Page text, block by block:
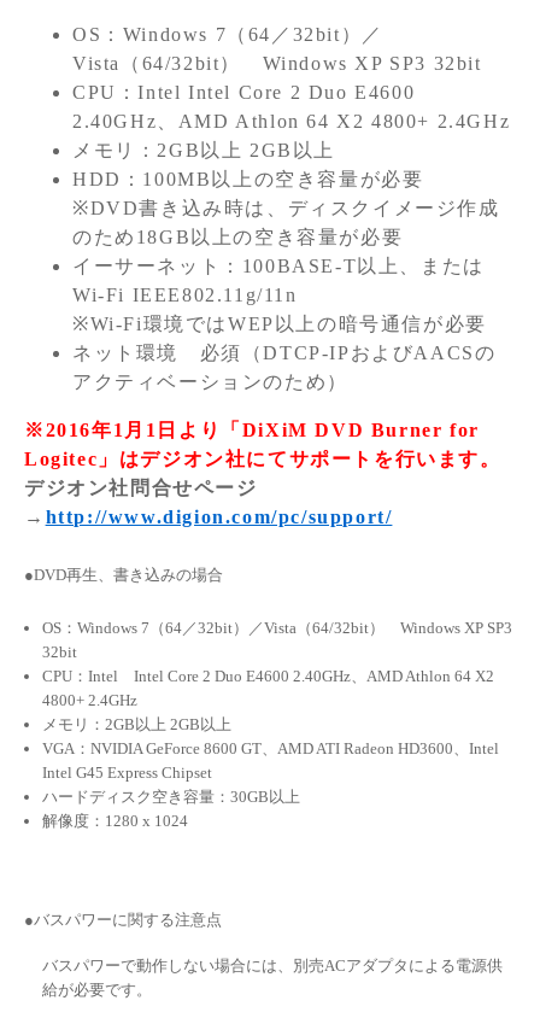
OS：Windows 7（64／32bit）／
Vista（64/32bit） Windows XP SP3 32bit
CPU：Intel Intel Core 2 Duo E4600
2.40GHz、AMD Athlon 64 X2 4800+ 2.4GHz
メモリ：2GB以上 2GB以上
HDD：100MB以上の空き容量が必要
※DVD書き込み時は、ディスクイメージ作成
のため18GB以上の空き容量が必要
イーサーネット：100BASE-T以上、または
Wi-Fi IEEE802.11g/11n
※Wi-Fi環境ではWEP以上の暗号通信が必要
ネット環境 必須（DTCP-IPおよびAACSの
アクティベーションのため）
※2016年1月1日より「DiXiM DVD Burner for
Logitec」はデジオン社にてサポートを行います。
デジオン社問合せページ
→ http://www.digion.com/pc/support/
●DVD再生、書き込みの場合
OS：Windows 7（64／32bit）／Vista（64/32bit） Windows XP SP3
32bit
CPU：Intel Intel Core 2 Duo E4600 2.40GHz、AMD Athlon 64 X2
4800+ 2.4GHz
メモリ：2GB以上 2GB以上
VGA：NVIDIA GeForce 8600 GT、AMD ATI Radeon HD3600、Intel
Intel G45 Express Chipset
ハードディスク空き容量：30GB以上
解像度：1280 x 1024
●バスパワーに関する注意点
バスパワーで動作しない場合には、別売ACアダプタによる電源供
給が必要です。